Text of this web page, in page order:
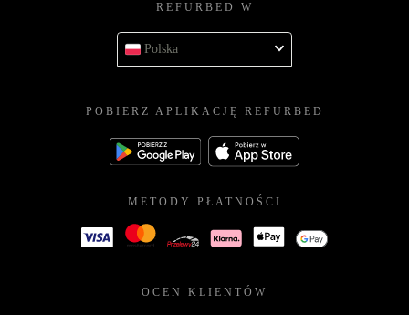
REFURBED W
Polska
POBIERZ APLIKACJĘ REFURBED
METODY PŁATNOŚCI
OCEN KLIENTÓW